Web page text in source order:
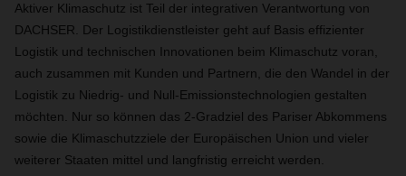
Aktiver Klimaschutz ist Teil der integrativen Verantwortung von
DACHSER. Der Logistikdienstleister geht auf Basis effizienter
Logistik und technischen Innovationen beim Klimaschutz voran,
auch zusammen mit Kunden und Partnern, die den Wandel in der
Logistik zu Niedrig- und Null-Emissionstechnologien gestalten
möchten. Nur so können das 2-Gradziel des Pariser Abkommens
sowie die Klimaschutzziele der Europäischen Union und vieler
weiterer Staaten mittel und langfristig erreicht werden.